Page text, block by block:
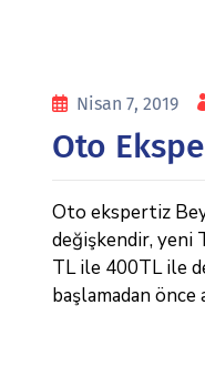
Nisan 7, 2019
Oto
Oto ekspertiz
değişkendir,
TL ile 400TL ile
başlamadan önce